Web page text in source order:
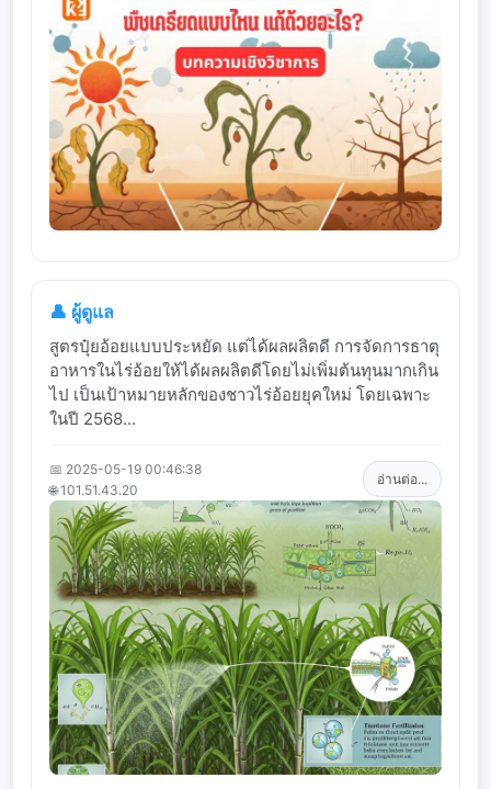
👤 ผู้ดูแล
สูตรปุ๋ยอ้อยแบบประหยัด แต่ได้ผลผลิตดี การจัดการธาตุ
อาหารในไร่อ้อยให้ได้ผลผลิตดีโดยไม่เพิ่มต้นทุนมากเกิน
ไป เป็นเป้าหมายหลักของชาวไร่อ้อยยุคใหม่ โดยเฉพาะ
ในปี 2568...
📅 2025-05-19 00:46:38
🌐 101.51.43.20
อ่านต่อ...